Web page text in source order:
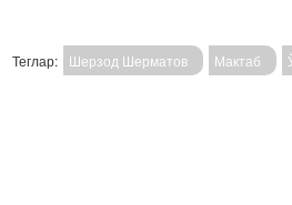
Теглар: Шерзод Шерматов Мактаб